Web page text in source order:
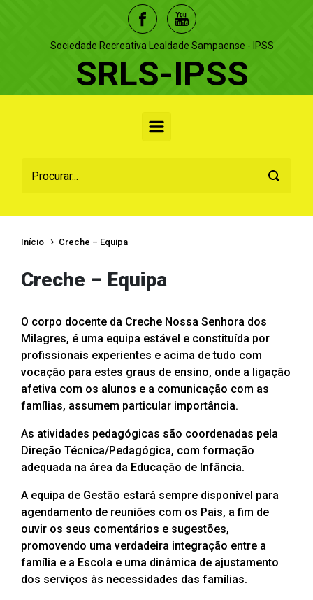
Sociedade Recreativa Lealdade Sampaense - IPSS
SRLS-IPSS
Início Creche – Equipa
Creche – Equipa
O corpo docente da Creche Nossa Senhora dos
Milagres, é uma equipa estável e constituída por
profissionais experientes e acima de tudo com
vocação para estes graus de ensino, onde a ligação
afetiva com os alunos e a comunicação com as
famílias, assumem particular importância.
As atividades pedagógicas são coordenadas pela
Direção Técnica/Pedagógica, com formação
adequada na área da Educação de Infância.
A equipa de Gestão estará sempre disponível para
agendamento de reuniões com os Pais, a fim de
ouvir os seus comentários e sugestões,
promovendo uma verdadeira integração entre a
família e a Escola e uma dinâmica de ajustamento
dos serviços às necessidades das famílias.